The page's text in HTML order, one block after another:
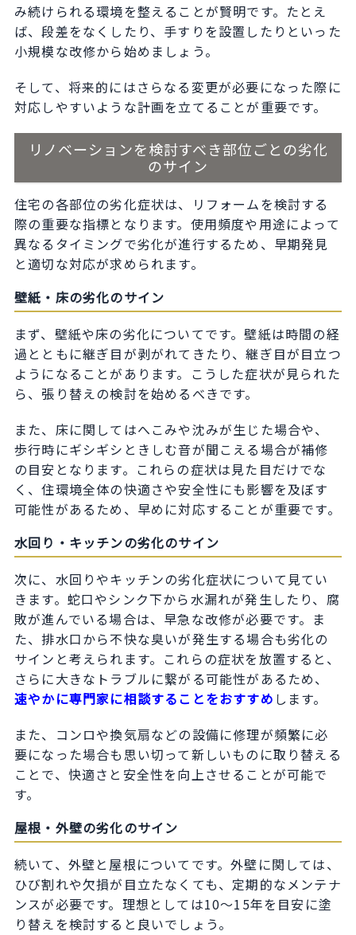
み続けられる環境を整えることが賢明です。たとえ
ば、段差をなくしたり、手すりを設置したりといった
小規模な改修から始めましょう。
そして、将来的にはさらなる変更が必要になった際に
対応しやすいような計画を立てることが重要です。
リノベーションを検討すべき部位ごとの劣化
のサイン
住宅の各部位の劣化症状は、リフォームを検討する
際の重要な指標となります。使用頻度や用途によって
異なるタイミングで劣化が進行するため、早期発見
と適切な対応が求められます。
壁紙・床の劣化のサイン
まず、壁紙や床の劣化についてです。壁紙は時間の経
過とともに継ぎ目が剥がれてきたり、継ぎ目が目立つ
ようになることがあります。こうした症状が見られた
ら、張り替えの検討を始めるべきです。
また、床に関してはへこみや沈みが生じた場合や、
歩行時にギシギシときしむ音が聞こえる場合が補修
の目安となります。これらの症状は見た目だけでな
く、住環境全体の快適さや安全性にも影響を及ぼす
可能性があるため、早めに対応することが重要です。
水回り・キッチンの劣化のサイン
次に、水回りやキッチンの劣化症状について見てい
きます。蛇口やシンク下から水漏れが発生したり、腐
敗が進んでいる場合は、早急な改修が必要です。ま
た、排水口から不快な臭いが発生する場合も劣化の
サインと考えられます。これらの症状を放置すると、
さらに大きなトラブルに繋がる可能性があるため、
速やかに専門家に相談することをおすすめ します。
また、コンロや換気扇などの設備に修理が頻繁に必
要になった場合も思い切って新しいものに取り替える
ことで、快適さと安全性を向上させることが可能で
す。
屋根・外壁の劣化のサイン
続いて、外壁と屋根についてです。外壁に関しては、
ひび割れや欠損が目立たなくても、定期的なメンテナ
ンスが必要です。理想としては10〜15年を目安に塗
り替えを検討すると良いでしょう。